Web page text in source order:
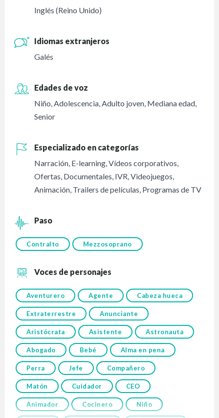
Inglés (Reino Unido)
Idiomas extranjeros
Galés
Edades de voz
Niño,Adolescencia,Adulto joven, Mediana edad,
Senior
Especializado en categorías
Narración, E-learning,Vídeos corporativos,
Ofertas, Documentales, IVR,Videojuegos,
Animación, Trailers de películas, Programas de TV
Paso
Contralto Mezzosoprano
Voces de personajes
Aventurero Agente Cabeza hueca
Extraterrestre Anunciante
Aristócrata Asistente Astronauta
Abogado Bebé Alma en pena
Perra Jefe Compañero
Matón Cuidador CEO
Animador Cocinero Niño